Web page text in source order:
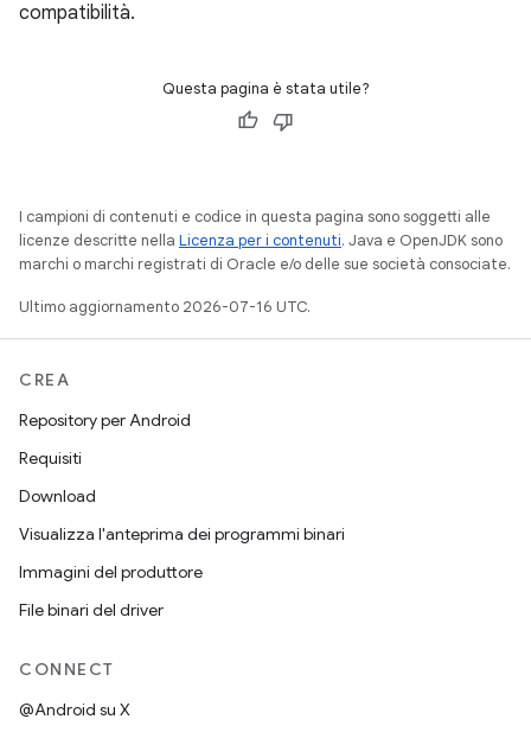
compatibilità.
Questa pagina è stata utile?
I campioni di contenuti e codice in questa pagina sono soggetti alle
licenze descritte nella Licenza per i contenuti. Java e OpenJDK sono
marchi o marchi registrati di Oracle e/o delle sue società consociate.
Ultimo aggiornamento 2026-07-16 UTC.
CREA
Repository per Android
Requisiti
Download
Visualizza l'anteprima dei programmi binari
Immagini del produttore
File binari del driver
CONNECT
@Android su X